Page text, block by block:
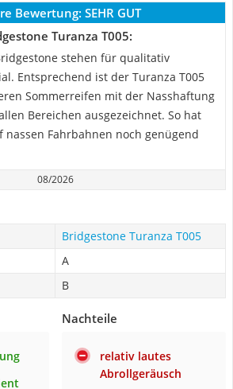
Bewertung: SEHR GUT
Turanza T005:
stehen für qualitativ
Entsprechend ist der Turanza T005
Sommerreifen mit der Nasshaftung
Bereichen ausgezeichnet. So hat
nassen Fahrbahnen noch genügend
08/2026
Bridgestone Turanza T005
A
B
Nachteile
relativ lautes
Abrollgeräusch